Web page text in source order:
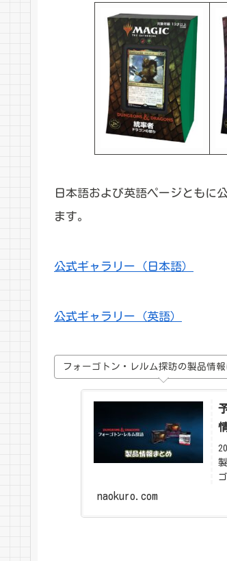
日本語および英語ページともに
ます。
公式ギャラリー（日本語）
公式ギャラリー（英語）
フォーゴトン・レルム探訪の製品情報
naokuro.com